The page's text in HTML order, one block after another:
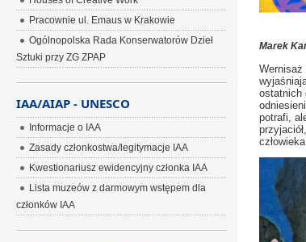
Marek
Wernisaż
ostatnich
potrafi,
Pracownie ul. Emaus w Krakowie
Ogólnopolska Rada Konserwatorów Dzieł
Sztuki przy ZG ZPAP
IAA/AIAP - UNESCO
Informacje o IAA
Zasady członkostwa/legitymacje IAA
Kwestionariusz ewidencyjny członka IAA
Lista muzeów z darmowym wstępem dla
członków IAA